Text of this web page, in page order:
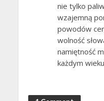
nie tylko
wzajemną
powodów
wolność
namiętność
każdym